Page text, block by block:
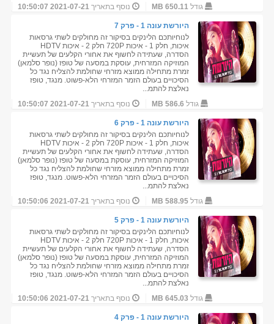
גודל650.11 MB נוסף בתאריך2021-07-21 10:50:07
היורשת עונה 1 - פרק 7
לנוחיותכם הלינקים בסיקור זה מחולקים לשתי גרסאות
איכות, חלק 1 - איכות 720P חלק 2 - איכות HDTV
הסדרה, שעתידה לחשוף את אחורי הקלעים של תעשיית
המוזיקה המזרחית, עוסקת במסעה של טופז (נופר סלמאן)
זמרת מתחילה ממוצא מזרחי שחולמת להצליח נגד כל
הסיכויים בעולם הזמר המזרחי הלא-פשוט. מנגד, טופז
נאלצת להתמ...
גודל 586.6 MB נוסף בתאריך2021-07-21 10:50:07
היורשת עונה 1 - פרק 6
לנוחיותכם הלינקים בסיקור זה מחולקים לשתי גרסאות
איכות, חלק 1 - איכות 720P חלק 2 - איכות HDTV
הסדרה, שעתידה לחשוף את אחורי הקלעים של תעשיית
המוזיקה המזרחית, עוסקת במסעה של טופז (נופר סלמאן)
זמרת מתחילה ממוצא מזרחי שחולמת להצליח נגד כל
הסיכויים בעולם הזמר המזרחי הלא-פשוט. מנגד, טופז
נאלצת להתמ...
גודל588.95 MB נוסף בתאריך2021-07-21 10:50:06
היורשת עונה 1 - פרק 5
לנוחיותכם הלינקים בסיקור זה מחולקים לשתי גרסאות
איכות, חלק 1 - איכות 720P חלק 2 - איכות HDTV
הסדרה, שעתידה לחשוף את אחורי הקלעים של תעשיית
המוזיקה המזרחית, עוסקת במסעה של טופז (נופר סלמאן)
זמרת מתחילה ממוצא מזרחי שחולמת להצליח נגד כל
הסיכויים בעולם הזמר המזרחי הלא-פשוט. מנגד, טופז
נאלצת להתמ...
גודל 645.03 MB נוסף בתאריך2021-07-21 10:50:06
היורשת עונה 1 - פרק 4